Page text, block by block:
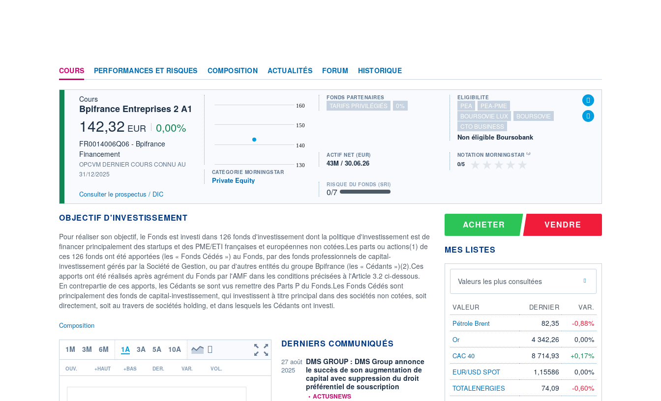
COURS PERFORMANCES ET RISQUES COMPOSITION ACTUALITÉS FORUM HISTORIQUE
Cours
Bpifrance Entreprises 2 A1
142,32 EUR 0,00%
FR0014006Q06 - Bpifrance
Financement
OPCVM DERNIER COURS CONNU AU
31/12/2025
Consulter le prospectus / DIC
130
140
150
160
CATÉGORIE MORNINGSTAR
Private Equity
FONDS PARTENAIRES
TARIFS PRIVILÉGIÉS 0%
ÉLIGIBILITÉ
PEA
PEA-PME
BOURSOVIE LUX
BOURSOVIE
CTO BUSINESS
Non éligible Boursobank
ACTIF NET (EUR)
43M / 30.06.26
NOTATION MORNINGSTAR ⁽¹⁾
RISQUE DU FONDS (SRI)
0/7
OBJECTIF D'INVESTISSEMENT
Pour réaliser son objectif, le Fonds est investi dans 126 fonds d'investissement dont la politique d'investissement est de
financer principalement des startups et des PME/ETI françaises et européennes non cotées.Les parts ou actions(1) de
ces 126 fonds ont été apportées (les « Fonds Cédés ») au Fonds, par des fonds professionnels de capital-
investissement gérés par la Société de Gestion, ou par d'autres entités du groupe Bpifrance (les « Cédants »)(2).Ces
apports ont été réalisés après agrément du Fonds par l'AMF dans les conditions précisées à l'Article 3.2 ci-dessous.
En contrepartie de ces apports, les Cédants se sont vus remettre des Parts P du Fonds.Les Fonds Cédés sont
principalement des fonds de capital-investissement, qui investissent à titre principal dans des sociétés non cotées, soit
directement, soit au travers de sociétés holding, et dans lesquels les Cédants ont investi.
Composition
1M 3M 6M 1A 3A 5A 10A
OUV. +HAUT +BAS DER. VAR. VOL.
DERNIERS COMMUNIQUÉS
27 août
2025
DMS GROUP : DMS Group annonce
le succès de son augmentation de
capital avec suppression du droit
préférentiel de souscription
information fournie par
• ACTUSNEWS
ACHETER VENDRE
MES LISTES
Valeurs les plus consultées
VALEUR DERNIER
VAR.
Pétrole Brent
82,35 -0,88%
Or 4 342,26 0,00%
CAC 40 8 714,93 +0,17%
EUR/USD SPOT 1,15586 0,00%
TOTALENERGIES 74,09 -0,60%